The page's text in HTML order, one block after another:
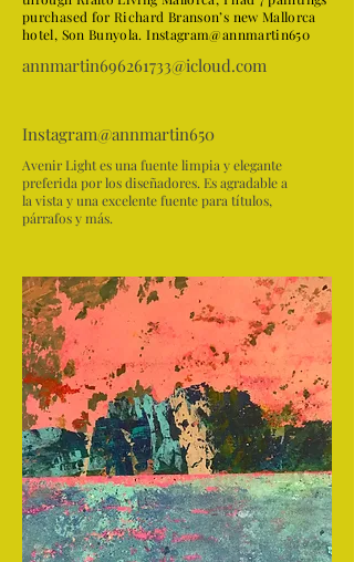
purchased for Richard Branson’s new Mallorca
hotel, Son Bunyola. Instagram@annmartin650
annmartin696261733@icloud.com
Instagram@annmartin650
Avenir Light es una fuente limpia y elegante
preferida por los diseñadores. Es agradable a
la vista y una excelente fuente para títulos,
párrafos y más.